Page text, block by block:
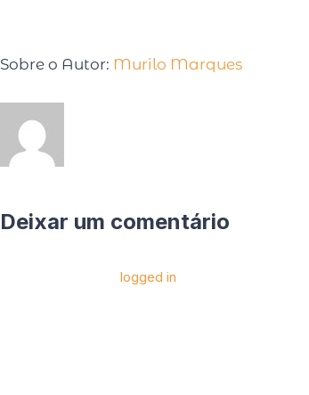
Sobre o Autor: Murilo Marques
Deixar um comentário
logged in